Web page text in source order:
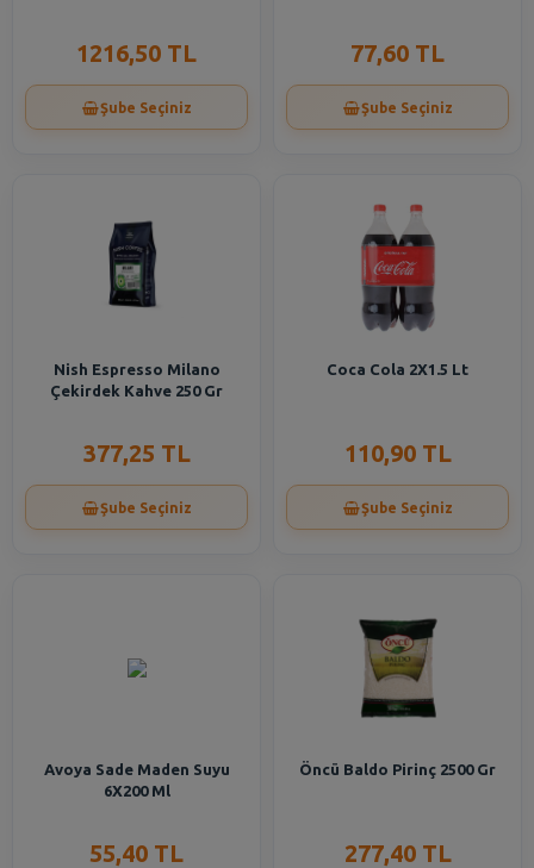
1216,50 TL
Şube Seçiniz
77,60 TL
Şube Seçiniz
Nish Espresso Milano
Çekirdek Kahve 250 Gr
377,25 TL
Şube Seçiniz
Coca Cola 2X1.5 Lt
110,90 TL
Şube Seçiniz
Avoya Sade Maden Suyu
6X200 Ml
55,40 TL
Öncü Baldo Pirinç 2500 Gr
277,40 TL